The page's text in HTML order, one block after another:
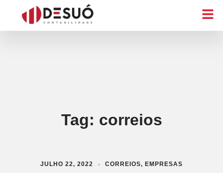
Tag: correios
JULHO 22, 2022 CORREIOS, EMPRESAS